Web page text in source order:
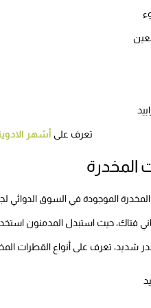
تعرف على أشهر
المخدرة
الموجودة في السوق الدوائي لجأ
فتاك، حيث استبدل المدمنون
شديد، تعرف على أنواع القطرات